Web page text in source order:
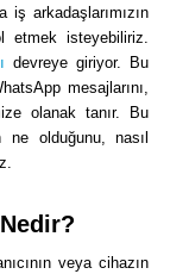
arkadaşlarımızın
etmek isteyebiliriz.
devreye giriyor. Bu
mesajlarını,
olanak tanır. Bu
ne olduğunu, nasıl
veya cihazın